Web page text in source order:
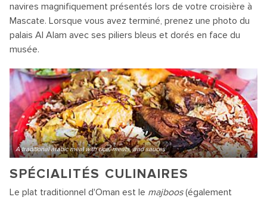
navires magnifiquement présentés lors de votre croisière à
Mascate. Lorsque vous avez terminé, prenez une photo du
palais Al Alam avec ses piliers bleus et dorés en face du
musée.
A traditional arabic meal with rice, meats, and sauces
SPÉCIALITÉS CULINAIRES
Le plat traditionnel d'Oman est le majboos(également